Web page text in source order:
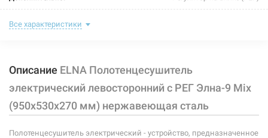
Цвет:
Глубина:
Высота: 950 мм
Мощность: 135 Вт
Все характеристики
Описание ELNA Полотенцесушитель
электрический левосторонний с РЕГ Элна-9 Mix
(950х530х270 мм) нержавеющая сталь
Полотенцесушитель электрический - устройство, предназначенное